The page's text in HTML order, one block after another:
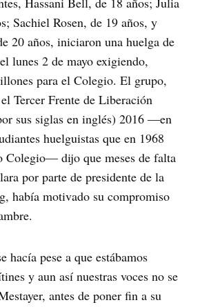
Sachiel Rosen, de 19 años, y
20 años, iniciaron una huelga de
lunes 2 de mayo exigiendo,
para el Colegio. El grupo,
Tercer Frente de Liberación
sus siglas en inglés) 2016 —en
huelguistas que en 1968
Colegio— dijo que meses de falta
por parte de presidente de la
había motivado su compromiso
hacía pese a que estábamos
y aun así nuestras voces no se
antes de poner fin a su